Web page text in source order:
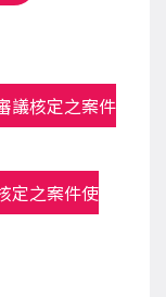
議核定之案件
定之案件使